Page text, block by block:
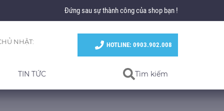
Đứng sau sự thành công của shop bạn !
NHẬT: HOTLINE: 0903.902.008
TIN TỨC Tìm kiếm